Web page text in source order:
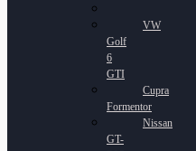
VW
Golf
6
GTI
Cupra
Formentor
Nissan
GT-